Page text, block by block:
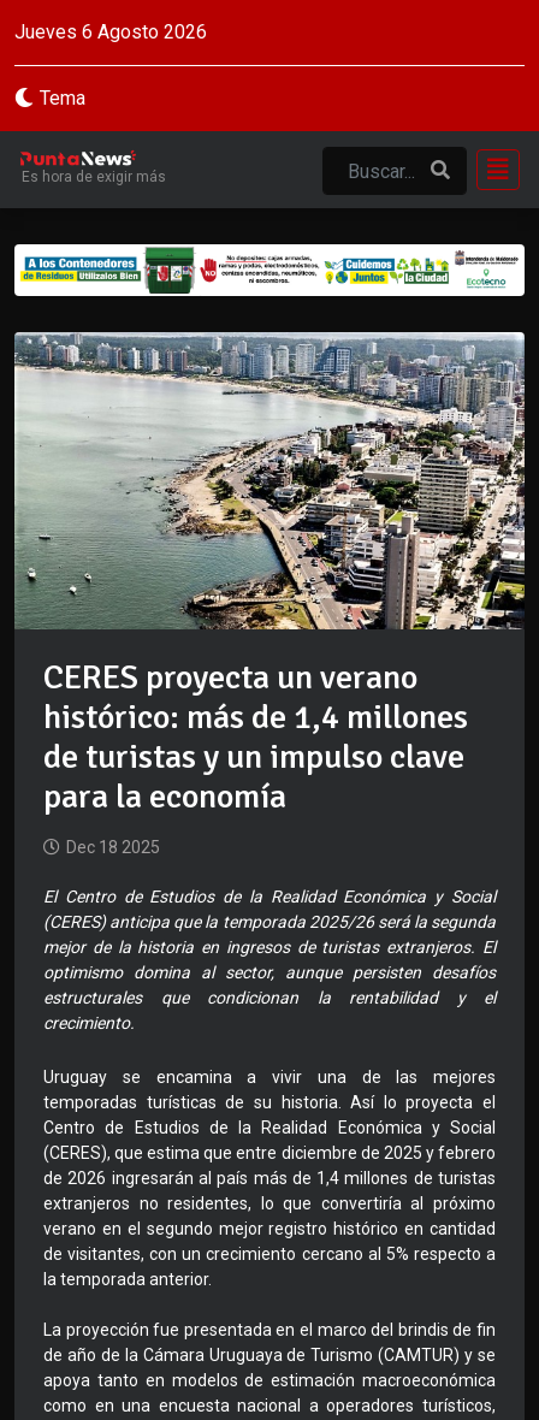
Jueves 6 Agosto 2026
Tema
Es hora de exigir más
CERES proyecta un verano
histórico: más de 1,4 millones
de turistas y un impulso clave
para la economía
Dec 18 2025
El Centro de Estudios de la Realidad Económica y Social
(CERES) anticipa que la temporada 2025/26 será la segunda
mejor de la historia en ingresos de turistas extranjeros. El
optimismo domina al sector, aunque persisten desafíos
estructurales que condicionan la rentabilidad y el
crecimiento.
Uruguay se encamina a vivir una de las mejores
temporadas turísticas de su historia. Así lo proyecta el
Centro de Estudios de la Realidad Económica y Social
(CERES), que estima que entre diciembre de 2025 y febrero
de 2026 ingresarán al país más de 1,4 millones de turistas
extranjeros no residentes, lo que convertiría al próximo
verano en el segundo mejor registro histórico en cantidad
de visitantes, con un crecimiento cercano al 5% respecto a
la temporada anterior.
La proyección fue presentada en el marco del brindis de fin
de año de la Cámara Uruguaya de Turismo (CAMTUR) y se
apoya tanto en modelos de estimación macroeconómica
como en una encuesta nacional a operadores turísticos,